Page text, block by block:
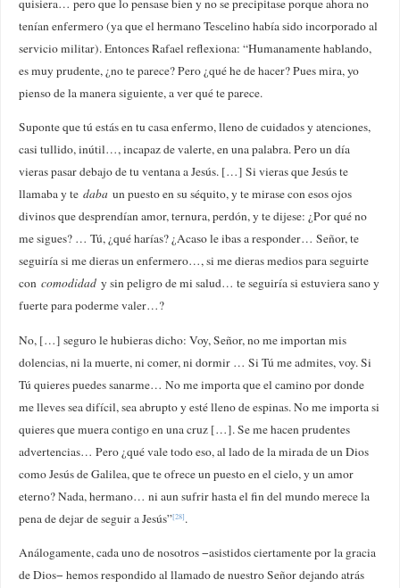
tenían enfermero (ya que el hermano Tescelino había sido incorporado al
servicio militar). Entonces Rafael reflexiona: “Humanamente hablando,
es muy prudente, ¿no te parece? Pero ¿qué he de hacer? Pues mira, yo
pienso de la manera siguiente, a ver qué te parece.
Suponte que tú estás en tu casa enfermo, lleno de cuidados y atenciones,
casi tullido, inútil…, incapaz de valerte, en una palabra. Pero un día
vieras pasar debajo de tu ventana a Jesús. […] Si vieras que Jesús te
llamaba y tedaba un puesto en su séquito, y te mirase con esos ojos
divinos que desprendían amor, ternura, perdón, y te dijese: ¿Por qué no
me sigues? … Tú, ¿qué harías? ¿Acaso le ibas a responder… Señor, te
seguiría si me dieras un enfermero…, si me dieras medios para seguirte
concomodidad y sin peligro de mi salud… te seguiría si estuviera sano y
fuerte para poderme valer…?
No, […] seguro le hubieras dicho: Voy, Señor, no me importan mis
dolencias, ni la muerte, ni comer, ni dormir … Si Tú me admites, voy. Si
Tú quieres puedes sanarme… No me importa que el camino por donde
me lleves sea difícil, sea abrupto y esté lleno de espinas. No me importa si
quieres que muera contigo en una cruz […]. Se me hacen prudentes
advertencias… Pero ¿qué vale todo eso, al lado de la mirada de un Dios
como Jesús de Galilea, que te ofrece un puesto en el cielo, y un amor
eterno? Nada, hermano… ni aun sufrir hasta el fin del mundo merece la
pena de dejar de seguir a Jesús”[28].
Análogamente, cada uno de nosotros −asistidos ciertamente por la gracia
de Dios− hemos respondido al llamado de nuestro Señor dejando atrás